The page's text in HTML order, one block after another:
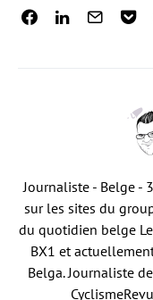
Journaliste - Belge -
sur les sites du
du quotidien belge
BX1 et
Belga. Journaliste